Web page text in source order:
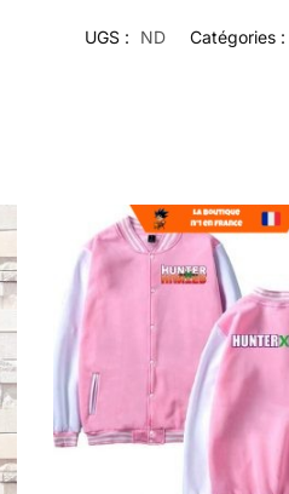
UGS : ND Catégories :